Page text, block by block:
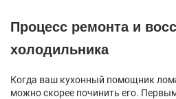
Процесс ремонта и
холодильника
Когда ваш кухонный помощник
можно скорее починить его.